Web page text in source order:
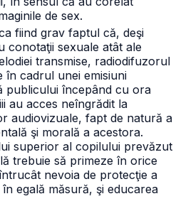
de sex.
fiind grav faptul că, deşi
conotaţii sexuale atât ale
transmise, radiodifuzorul
în cadrul unei emisiuni
publicului începând cu ora
au acces neîngrădit la
audiovizuale, fapt de natură a
şi morală a acestora.
superior al copilului prevăzut
trebuie să primeze în orice
nevoia de protecţie a
egală măsură, şi educarea